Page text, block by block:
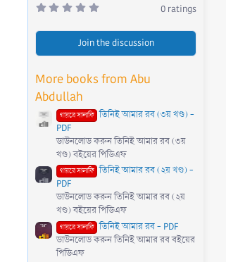
0
0
s
(
0 ratings
Join the discussion
More books from Abu
Abdullah
গায়রে সালাফি তিনিই আমার রব (৩য় খণ্ড) -
PDF
ডাউনলোড করুন তিনিই আমার রব (৩য়
খণ্ড) বইয়ের পিডিএফ
গায়রে সালাফি তিনিই আমার রব (২য় খণ্ড) -
PDF
ডাউনলোড করুন তিনিই আমার রব (২য়
খণ্ড) বইয়ের পিডিএফ
গায়রে সালাফি তিনিই আমার রব - PDF
ডাউনলোড করুন তিনিই আমার রব বইয়ের
পিডিএফ